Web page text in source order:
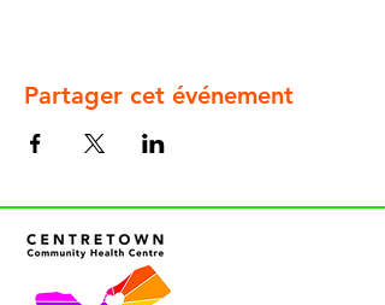
Partager cet événement